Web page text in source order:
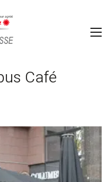
Café